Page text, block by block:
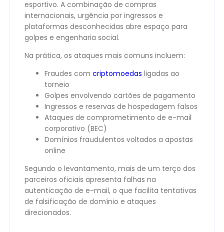
esportivo. A combinação de compras
internacionais, urgência por ingressos e
plataformas desconhecidas abre espaço para
golpes e engenharia social.
Na prática, os ataques mais comuns incluem:
Fraudes com criptomoedas ligadas ao
torneio
Golpes envolvendo cartões de pagamento
Ingressos e reservas de hospedagem falsos
Ataques de comprometimento de e-mail
corporativo (BEC)
Domínios fraudulentos voltados a apostas
online
Segundo o levantamento, mais de um terço dos
parceiros oficiais apresenta falhas na
autenticação de e-mail, o que facilita tentativas
de falsificação de domínio e ataques
direcionados.